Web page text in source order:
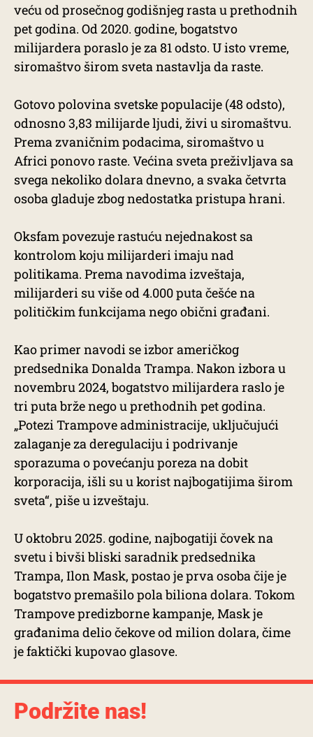
veću od prosečnog godišnjeg rasta u prethodnih
pet godina. Od 2020. godine, bogatstvo
milijardera poraslo je za 81 odsto. U isto vreme,
siromaštvo širom sveta nastavlja da raste.
Gotovo polovina svetske populacije (48 odsto),
odnosno 3,83 milijarde ljudi, živi u siromaštvu.
Prema zvaničnim podacima, siromaštvo u
Africi ponovo raste. Većina sveta preživljava sa
svega nekoliko dolara dnevno, a svaka četvrta
osoba gladuje zbog nedostatka pristupa hrani.
Oksfam povezuje rastuću nejednakost sa
kontrolom koju milijarderi imaju nad
politikama. Prema navodima izveštaja,
milijarderi su više od 4.000 puta češće na
političkim funkcijama nego obični građani.
Kao primer navodi se izbor američkog
predsednika Donalda Trampa. Nakon izbora u
novembru 2024, bogatstvo milijardera raslo je
tri puta brže nego u prethodnih pet godina.
„Potezi Trampove administracije, uključujući
zalaganje za deregulaciju i podrivanje
sporazuma o povećanju poreza na dobit
korporacija, išli su u korist najbogatijima širom
sveta“, piše u izveštaju.
U oktobru 2025. godine, najbogatiji čovek na
svetu i bivši bliski saradnik predsednika
Trampa, Ilon Mask, postao je prva osoba čije je
bogatstvo premašilo pola biliona dolara. Tokom
Trampove predizborne kampanje, Mask je
građanima delio čekove od milion dolara, čime
je faktički kupovao glasove.
Podržite nas!